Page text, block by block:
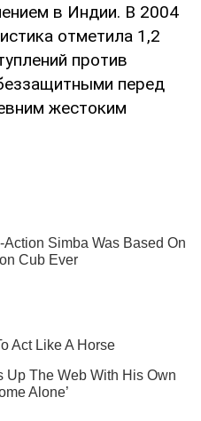
в Индии. В 2004
отметила 1,2
против
перед
жестоким